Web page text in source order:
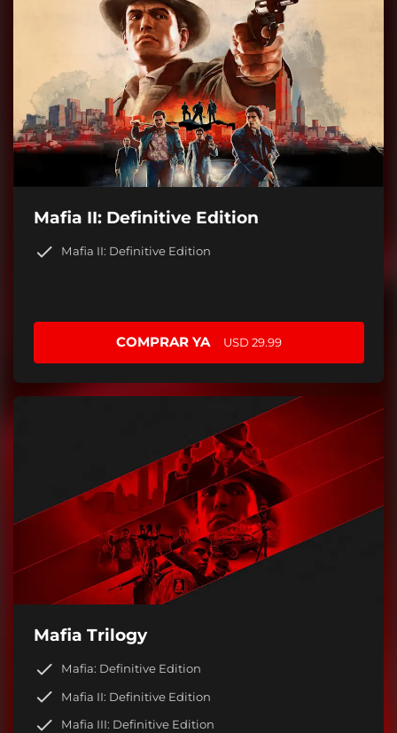
Mafia II: Definitive Edition
Mafia II: Definitive Edition
COMPRAR YA USD 29.99
Mafia Trilogy
Mafia: Definitive Edition
Mafia II: Definitive Edition
Mafia III: Definitive Edition